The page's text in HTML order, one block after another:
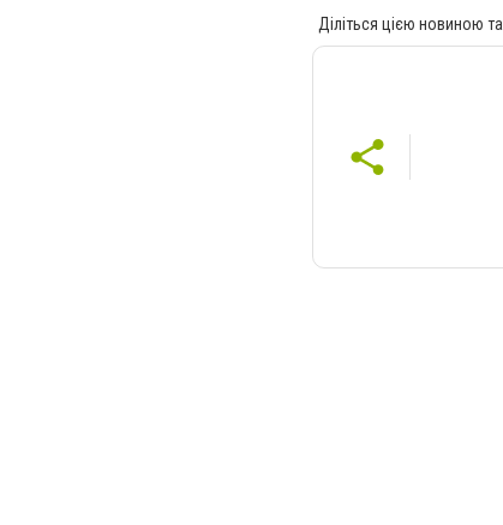
Діліться цією новиною